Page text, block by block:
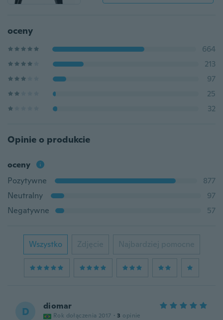
oceny
664
213
97
25
32
Opinie o produkcie
oceny
Pozytywne
877
Neutralny
97
Negatywne
57
Wszystko Zdjęcie Najbardziej pomocne
D diomar
Rok dołączenia 2017 · 3 opinie